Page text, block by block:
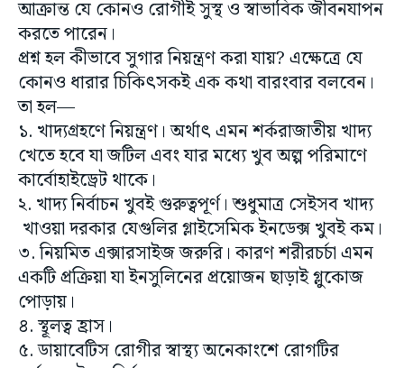
প্রশ্ন হল কীভাবে সুগার নিয়ন্ত্রণ করা যায়? এক্ষেত্রে যে
কোনও ধারার চিকিৎসকই এক কথা বারংবার বলবেন।
তা হল—
১. খাদ্যগ্রহণে নিয়ন্ত্রণ। অর্থাৎ এমন শর্করাজাতীয় খাদ্য
খেতে হবে যা জটিল এবং যার মধ্যে খুব অল্প পরিমাণে
কার্বোহাইড্রেট থাকে।
২. খাদ্য নির্বাচন খুবই গুরুত্বপূর্ণ। শুধুমাত্র সেইসব খাদ্য
খাওয়া দরকার যেগুলির গ্লাইসেমিক ইনডেক্স খুবই কম।
৩. নিয়মিত এক্সারসাইজ জরুরি। কারণ শরীরচর্চা এমন
একটি প্রক্রিয়া যা ইনসুলিনের প্রয়োজন ছাড়াই গ্লুকোজ
পোড়ায়।
৪. স্থূলত্ব হ্রাস।
৫. ডায়াবেটিস রোগীর স্বাস্থ্য অনেকাংশে রোগটির
পর্যায়ের উপর নির্ভর করে।